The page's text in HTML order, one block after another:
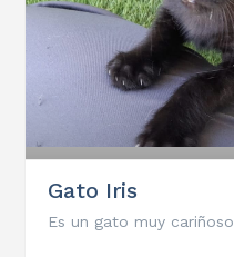
Gato Iris
Es un gato muy cariñoso